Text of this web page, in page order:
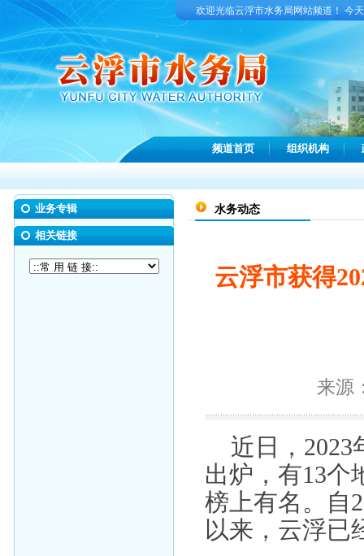
欢迎光临云浮市水务局网站频道！ 今
频道首页 组织机构
业务专辑
相关链接
水务动态
云浮市获得
来源
近日，
出炉，有13个
榜上有名。自
以来，云浮已